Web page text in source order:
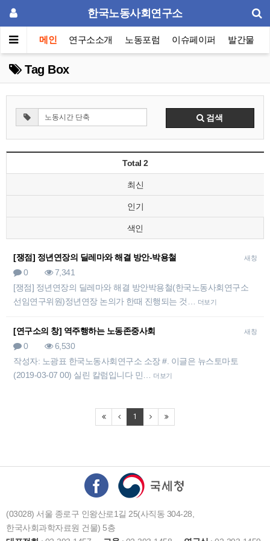
한국노동사회연구소
메인 연구소소개 노동포럼 이슈페이퍼 발간물
Tag Box
검색
Total 2
최신
인기
색인
새창
[쟁점] 정년연장의 딜레마와 해결 방안-박용철
0
7,341
[쟁점] 정년연장의 딜레마와 해결 방안박용철(한국노동사회연구소
선임연구위원)정년연장 논의가 한때 진행되는 것…
더보기
새창
[연구소의 창] 역주행하는 노동존중사회
0
6,530
작성자: 노광표 한국노동사회연구소 소장 #. 이글은 뉴스토마토
(2019-03-07 00) 실린 칼럼입니다 민…
더보기
1
(03028) 서울 종로구 인왕산로1길 25(사직동 304-28,
한국사회과학자료원 건물) 5층